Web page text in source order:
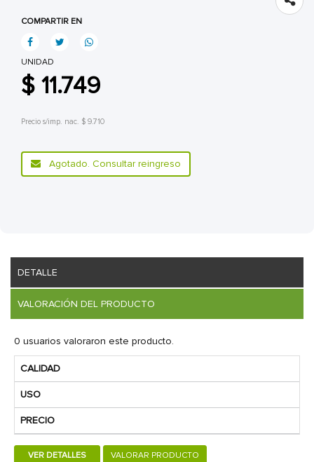
COMPARTIR EN
UNIDAD
$ 11.749
Precio s/imp. nac. $ 9.710
Agotado. Consultar reingreso
DETALLE
VALORACIÓN DEL PRODUCTO
0 usuarios valoraron este producto.
CALIDAD
USO
PRECIO
VER DETALLES VALORAR PRODUCTO